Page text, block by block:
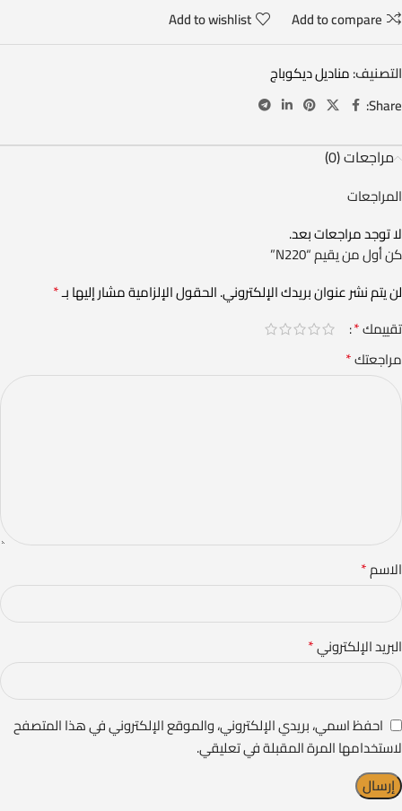
Add to compare
Add to wishlist
التصنيف:مناديل ديكوباج
Share:
مراجعات (0)
المراجعات
لا توجد مراجعات بعد.
كن أول من يقيم “N220”
لن يتم نشر عنوان بريدك الإلكتروني.الحقول الإلزامية مشار إليها بـ*
تقييمك*
مراجعتك*
الاسم*
البريد الإلكتروني*
احفظ اسمي، بريدي الإلكتروني، والموقع الإلكتروني في هذا المتصفح
لاستخدامها المرة المقبلة في تعليقي.